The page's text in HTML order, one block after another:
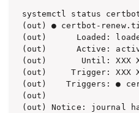
systemctl status
(out) ● certbot-
(out)      Loaded:
(out)      Active: active
(out)       Until: XXX
(out)     Trigger: XXX
(out)    Triggers: ●
(out)
(out) Notice: journal